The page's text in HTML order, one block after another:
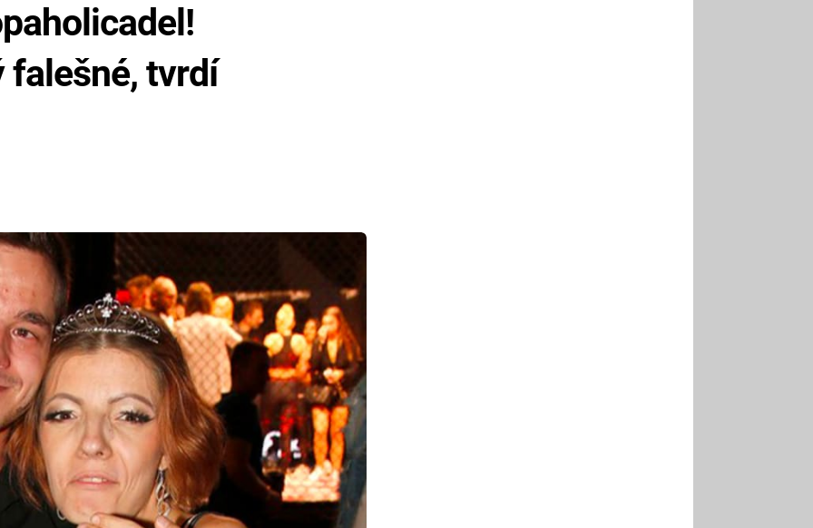
falešné, tvrdí